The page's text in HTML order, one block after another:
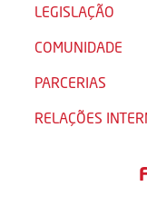
LEGISLAÇÃO
COMUNIDADE
PARCERIAS
RELAÇÕES